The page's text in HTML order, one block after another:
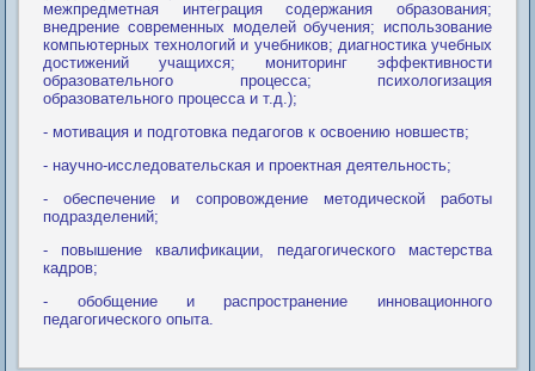
межпредметная интеграция содержания образования;
внедрение современных моделей обучения; использование
компьютерных технологий и учебников; диагностика учебных
достижений учащихся; мониторинг эффективности
образовательного процесса; психологизация
образовательного процесса и т.д.);
- мотивация и подготовка педагогов к освоению новшеств;
- научно-исследовательская и проектная деятельность;
- обеспечение и сопровождение методической работы
подразделений;
- повышение квалификации, педагогического мастерства
кадров;
- обобщение и распространение инновационного
педагогического опыта.